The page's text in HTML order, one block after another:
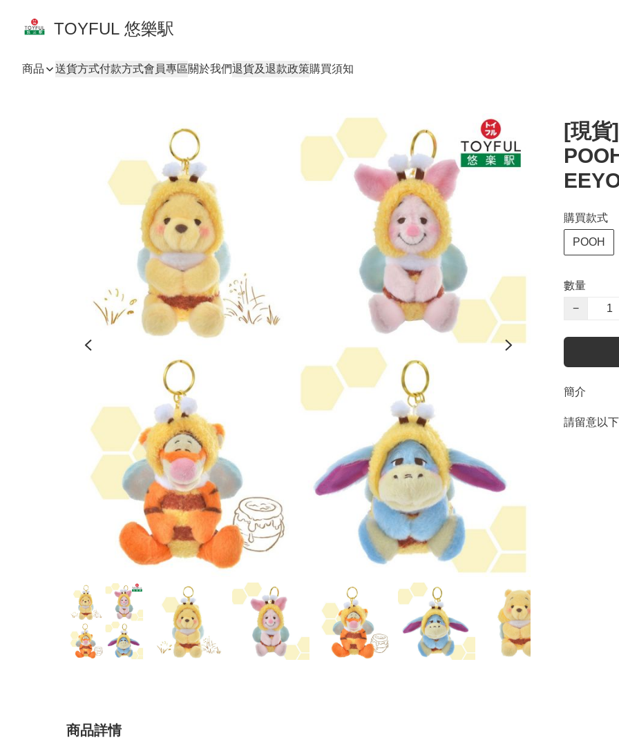
TOYFUL 悠樂駅
商品 送貨方式付款方式會員專區關於我們退貨及退款政策購買須知
[現貨
購買款式
POOH
數量
−
簡介
請留意以
商品詳情